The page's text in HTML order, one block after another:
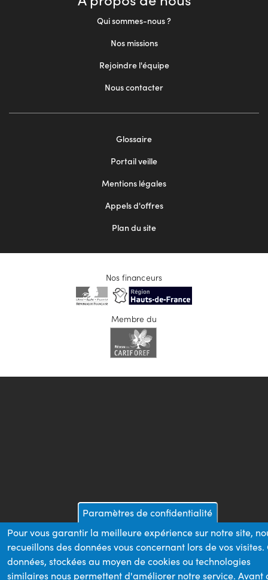
Qui sommes-nous ?
Nos missions
Rejoindre l'équipe
Nous contacter
Glossaire
Portail veille
Mentions légales
Appels d'offres
Plan du site
Nos financeurs
Membre du
Paramètres de confidentialité
Pour vous garantir la meilleure expérience sur notre site,
recueillons des données vous concernant lors de vos visites.
données, stockées au moyen de cookies ou technologies
similaires nous permettent d'améliorer notre service. Avant